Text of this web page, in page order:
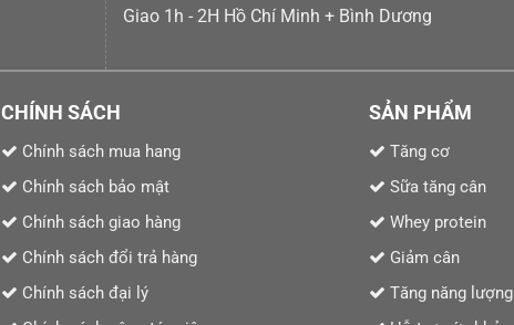
Giao 1h - 2H Hồ Chí Minh + Bình Dương
CHÍNH SÁCH
Chính sách mua hang
Chính sách bảo mật
Chính sách giao hàng
Chính sách đổi trả hàng
Chính sách đại lý
SẢN PHẨM
Tăng cơ
Sữa tăng cân
Whey protein
Giảm cân
Tăng năng lượng